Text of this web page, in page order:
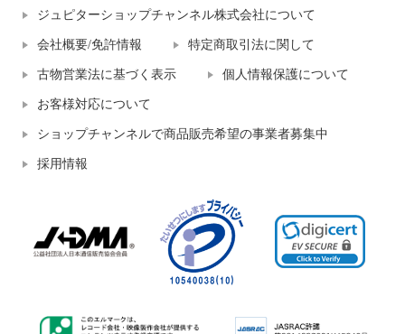
ジュピターショップチャンネル株式会社について
会社概要/免許情報 特定商取引法に関して
古物営業法に基づく表示 個人情報保護について
お客様対応について
ショップチャンネルで商品販売希望の事業者募集中
採用情報